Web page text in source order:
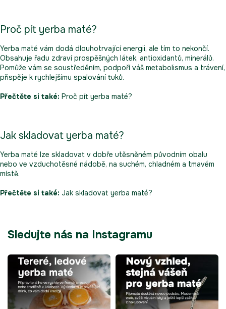
Proč pít yerba maté?
Yerba maté vám dodá dlouhotrvající energii, ale tím to nekončí.
Obsahuje řadu zdraví prospěšných látek, antioxidantů, minerálů.
Pomůže vám se soustředěním, podpoří váš metabolismus a trávení,
přispěje k rychlejšímu spalování tuků.
Přečtěte si také: Proč pít yerba maté?
Jak skladovat yerba maté?
Yerba maté lze skladovat v dobře utěsněném původním obalu
nebo ve vzduchotěsné nádobě, na suchém, chladném a tmavém
místě.
Přečtěte si také: Jak skladovat yerba maté?
Sledujte nás na Instagramu